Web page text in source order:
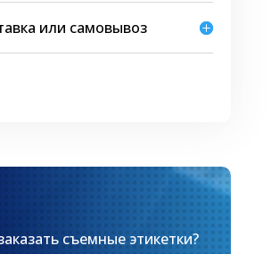
или самовывоз
съемные этикетки?